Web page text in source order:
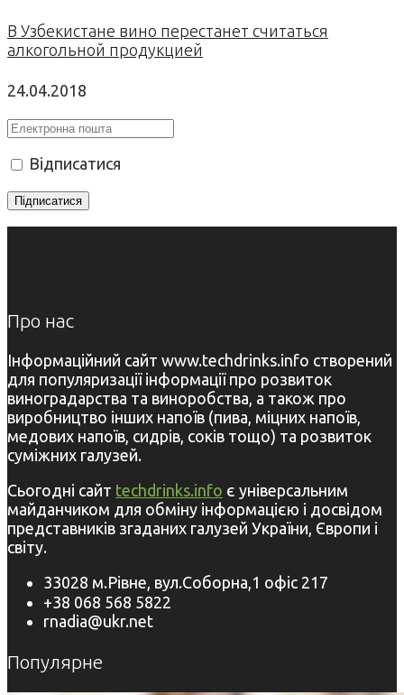
В Узбекистане вино перестанет считаться
алкогольной продукцией
24.04.2018
Відписатися
Про нас
Інформаційний сайт www.techdrinks.info створений
для популяризації інформації про розвиток
виноградарства та виноробства, а також про
виробництво інших напоїв (пива, міцних напоїв,
медових напоїв, сидрів, соків тощо) та розвиток
суміжних галузей.
Сьогодні сайт techdrinks.info є універсальним
майданчиком для обміну інформацією і досвідом
представників згаданих галузей України, Європи і
світу.
33028 м.Рівне, вул.Соборна,1 офіс 217
+38 068 568 5822
rnadia@ukr.net
Популярне